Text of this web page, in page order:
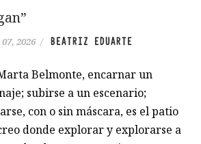
2026 / BEATRIZ EDUARTE
Belmonte, encarnar un
subirse a un escenario;
con o sin máscara, es el patio
donde explorar y explorarse a